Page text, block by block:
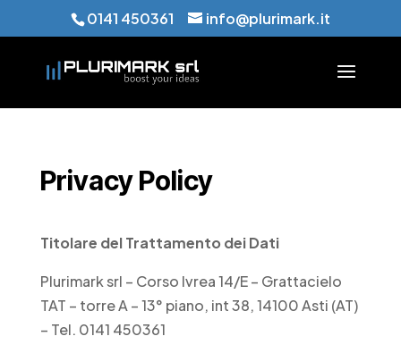
0141 450361 info@plurimark.it
Privacy Policy
Titolare del Trattamento dei Dati
Plurimark srl – Corso Ivrea 14/E – Grattacielo
TAT – torre A – 13° piano, int 38, 14100 Asti (AT)
– Tel. 0141 450361